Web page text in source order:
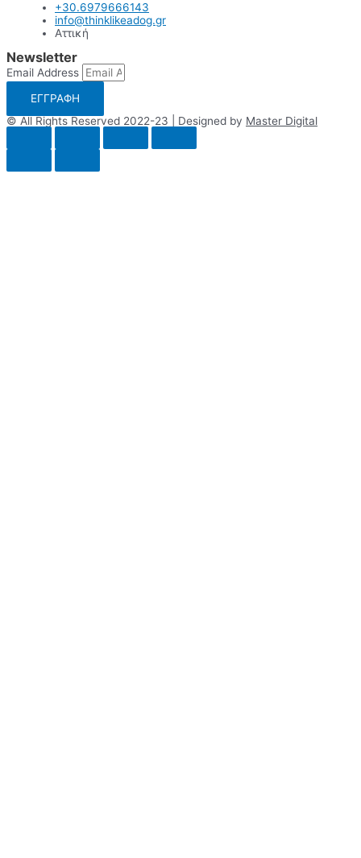
+30.6979666143
info@thinklikeadog.gr
Αττική
Newsletter
Email Address
ΕΓΓΡΑΦΗ
© All Rights Reserved 2022-23 | Designed by Master Digital